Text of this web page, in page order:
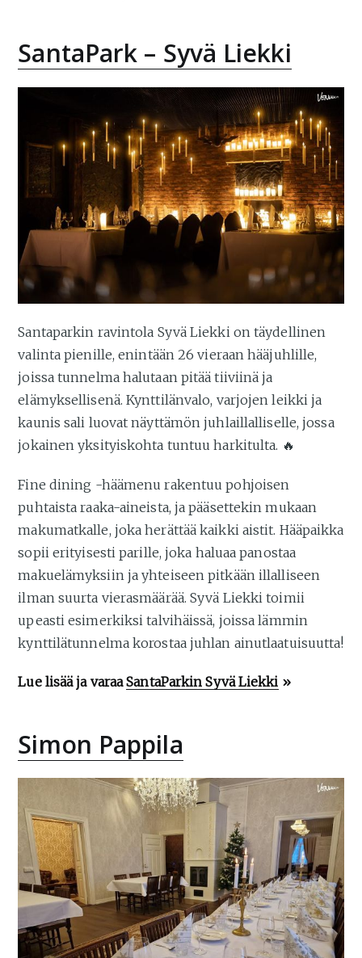
SantaPark – Syvä Liekki
Santaparkin ravintola Syvä Liekki on täydellinen
valinta pienille, enintään 26 vieraan hääjuhlille,
joissa tunnelma halutaan pitää tiiviinä ja
elämyksellisenä. Kynttilänvalo, varjojen leikki ja
kaunis sali luovat näyttämön juhlaillalliselle, jossa
jokainen yksityiskohta tuntuu harkitulta. 🔥
Fine dining -häämenu rakentuu pohjoisen
puhtaista raaka-aineista, ja pääsettekin mukaan
makumatkalle, joka herättää kaikki aistit. Hääpaikka
sopii erityisesti parille, joka haluaa panostaa
makuelämyksiin ja yhteiseen pitkään illalliseen
ilman suurta vierasmäärää. Syvä Liekki toimii
upeasti esimerkiksi talvihäissä, joissa lämmin
kynttilätunnelma korostaa juhlan ainutlaatuisuutta!
Lue lisää ja varaaSantaParkin Syvä Liekki »
Simon Pappila